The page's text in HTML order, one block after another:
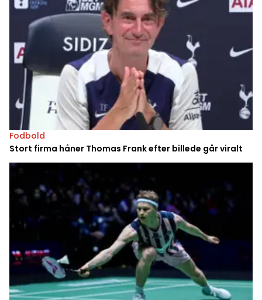
Fodbold
Stort firma håner Thomas Frank efter billede går viralt